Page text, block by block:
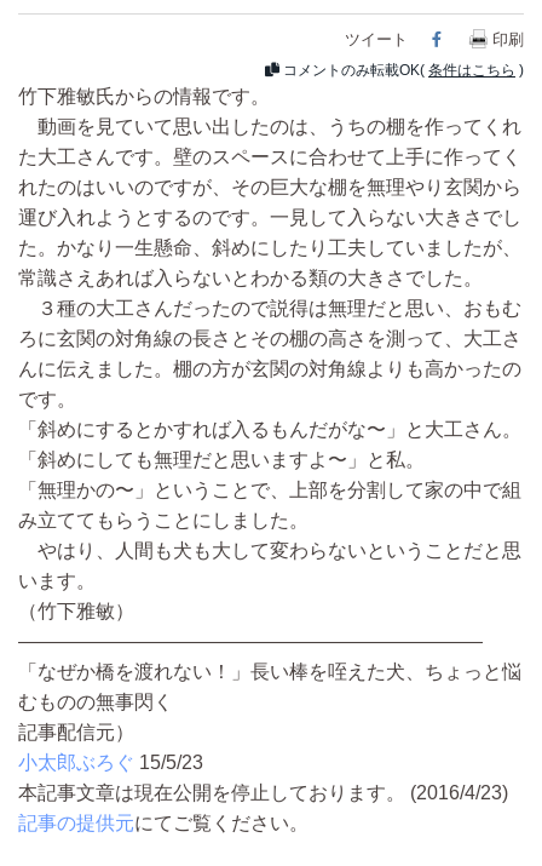
ツイート Facebook
印刷
コメントのみ転載OK( 条件はこちら )
竹下雅敏氏からの情報です。
動画を見ていて思い出したのは、うちの棚を作ってくれ
た大工さんです。壁のスペースに合わせて上手に作ってく
れたのはいいのですが、その巨大な棚を無理やり玄関から
運び入れようとするのです。一見して入らない大きさでし
た。かなり一生懸命、斜めにしたり工夫していましたが、
常識さえあれば入らないとわかる類の大きさでした。
３種の大工さんだったので説得は無理だと思い、おもむ
ろに玄関の対角線の長さとその棚の高さを測って、大工さ
んに伝えました。棚の方が玄関の対角線よりも高かったの
です。
「斜めにするとかすれば入るもんだがな〜」と大工さん。
「斜めにしても無理だと思いますよ〜」と私。
「無理かの〜」ということで、上部を分割して家の中で組
み立ててもらうことにしました。
やはり、人間も犬も大して変わらないということだと思
います。
（竹下雅敏）
――――――――――――――――――――――――
「なぜか橋を渡れない！」長い棒を咥えた犬、ちょっと悩
むものの無事閃く
記事配信元）
小太郎ぶろぐ 15/5/23
本記事文章は現在公開を停止しております。 (2016/4/23)
記事の提供元にてご覧ください。